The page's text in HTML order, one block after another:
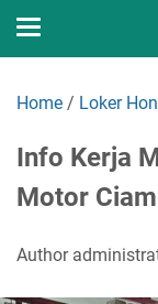
Home / Loker
Info Kerja
Motor
Author